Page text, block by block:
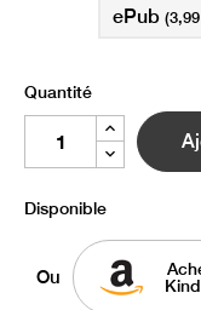
ePub
Quantité
Disponible
Ou